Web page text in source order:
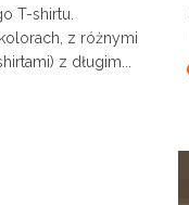
T-shirtu.
z różnymi
z długim...